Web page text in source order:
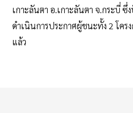
เกาะลันตา อ.เกาะลันตา จ.กระบี่
ดำเนินการประกาศผู้ชนะทั้ง 2 โคร
แล้ว